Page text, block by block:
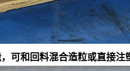
可和回料混合造粒或直接